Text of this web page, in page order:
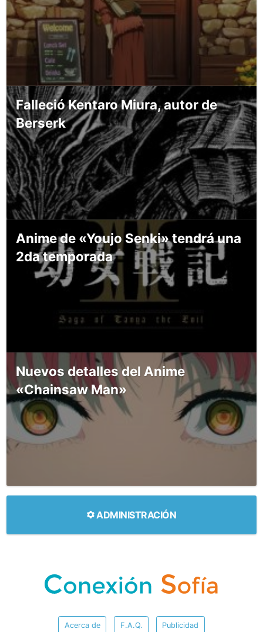
Falleció Kentaro Miura, autor de
Berserk
Anime de «Youjo Senki» tendrá una
2da temporada
Nuevos detalles del Anime
«Chainsaw Man»
ADMINISTRACIÓN
Acerca de F.A.Q. Publicidad